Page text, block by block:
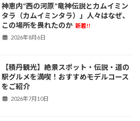
神恵内”西の河原”竜神伝説とカムイミン
タラ（カムイミンタラ）」人々はなぜ、
この場所を畏れたのか 新着!!
2026年8月6日
【積丹観光】絶景スポット・伝説・道の
駅グルメを満喫！おすすめモデルコース
をご紹介
2026年7月10日